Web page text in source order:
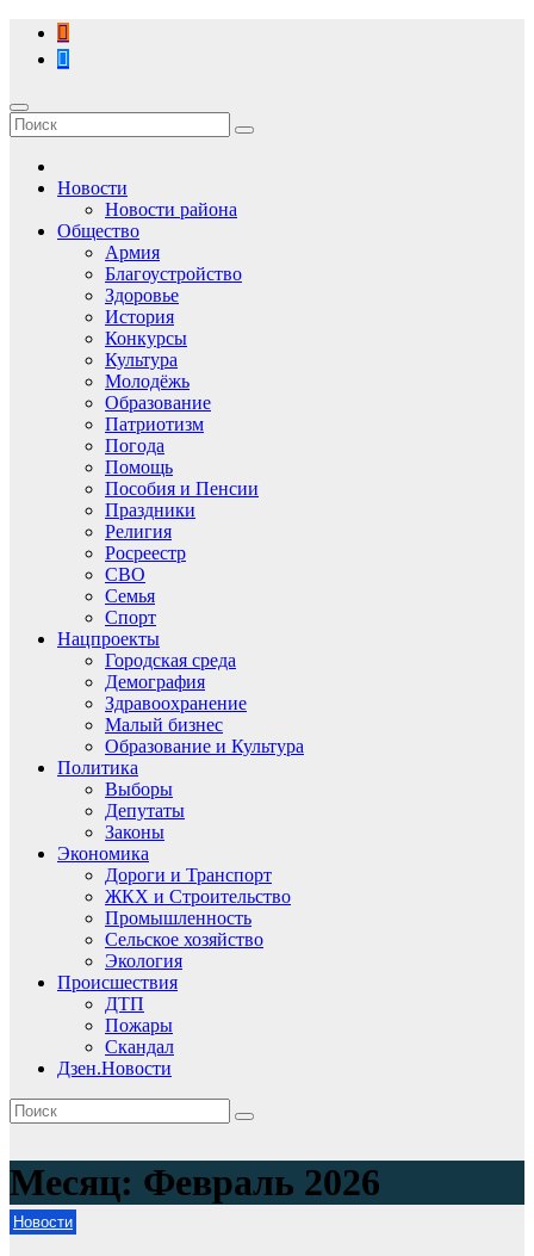
Перейти
содержимому
Новости
Новости района
Общество
Армия
Благоустройство
Здоровье
История
Конкурсы
Культура
Молодёжь
Образование
Патриотизм
Погода
Помощь
Пособия и Пенсии
Праздники
Религия
Росреестр
СВО
Семья
Спорт
Нацпроекты
Городская среда
Демография
Здравоохранение
Малый бизнес
Образование и Культура
Политика
Выборы
Депутаты
Законы
Экономика
Дороги и Транспорт
ЖКХ и Строительство
Промышленность
Сельское хозяйство
Экология
Происшествия
ДТП
Пожары
Скандал
Дзен.Новости
Месяц: Февраль 2026
Новости